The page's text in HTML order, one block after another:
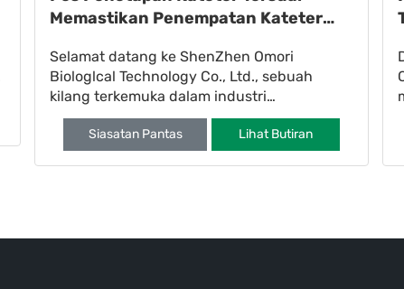
Memastikan Penempatan Kateter
Selamat datang ke ShenZhen Omori
Biologlcal Technology Co., Ltd., sebuah
kilang terkemuka dalam industri
pemotongan mati. Kami pakar dalam
pengeluaran ubat berkualiti tinggi
Siasatan Pantas Lihat Butiran